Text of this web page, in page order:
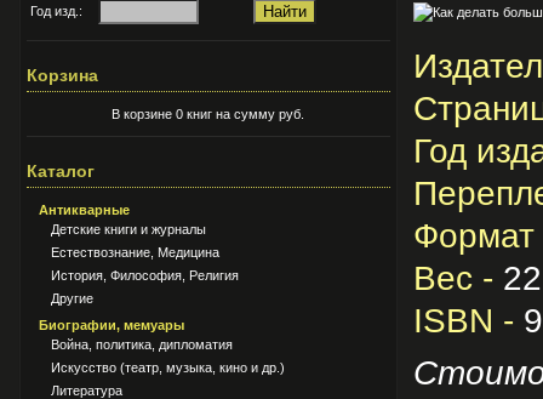
Год изд.:
Корзина
В корзине 0 книг на сумму руб.
Каталог
Антикварные
Детские книги и журналы
Естествознание, Медицина
История, Философия, Религия
Другие
Биографии, мемуары
Война, политика, дипломатия
Искусство (театр, музыка, кино и др.)
Литература
Год
Формат
Вес -
ISBN -